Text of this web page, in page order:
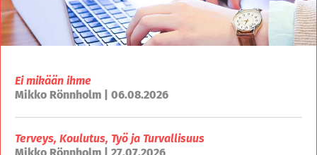
Ei mikään ihme
Mikko Rönnholm | 06.08.2026
Terveys, Koulutus, Työ ja Turvallisuus